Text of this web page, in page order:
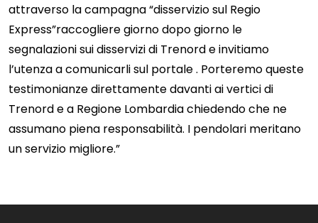
attraverso la campagna “disservizio sul Regio
Express”raccogliere giorno dopo giorno le
segnalazioni sui disservizi di Trenord e invitiamo
l’utenza a comunicarlisul portale. Porteremo queste
testimonianze direttamente davanti ai vertici di
Trenord e a Regione Lombardia chiedendo che ne
assumano piena responsabilità. I pendolari meritano
un servizio migliore.”